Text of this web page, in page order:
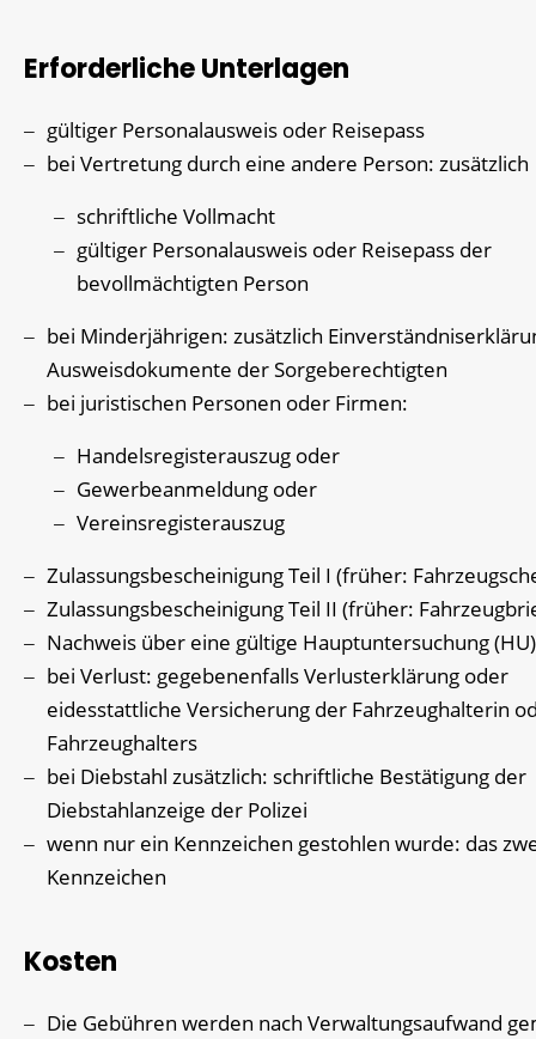
Erforderliche Unterlagen
gültiger Personalausweis oder Reisepass
bei Vertretung durch eine andere Person: zusätzlich
schriftliche Vollmacht
gültiger Personalausweis oder Reisepass der
bevollmächtigten Person
bei Minderjährigen: zusätzlich
Ausweisdokumente der Sorgeberechtigten
bei juristischen Personen oder Firmen:
Handelsregisterauszug oder
Gewerbeanmeldung oder
Vereinsregisterauszug
Zulassungsbescheinigung Teil I (früher:
Zulassungsbescheinigung Teil II (früher:
Nachweis über eine gültige Hauptuntersuchung (HU)
bei Verlust: gegebenenfalls Verlusterklärung oder
eidesstattliche Versicherung der Fahrzeughalterin
Fahrzeughalters
bei Diebstahl zusätzlich: schriftliche Bestätigung der
Diebstahlanzeige der Polizei
wenn nur ein Kennzeichen gestohlen wurde: das
Kennzeichen
Kosten
Die Gebühren werden nach Verwaltungsaufwand